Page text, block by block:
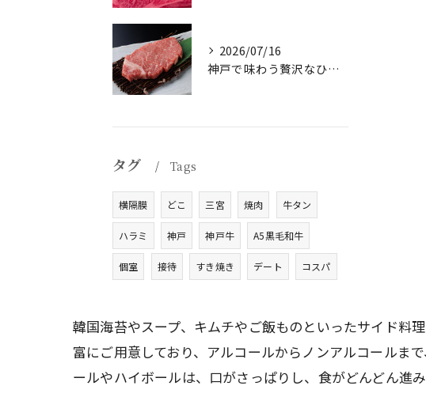
2026/07/16
神戸で味わう贅沢なひとときを。
タグ Tags
横隔膜 どこ 三宮 焼肉 牛タン
ハラミ 神戸 神戸牛 A5黒毛和牛
個室 接待 すき焼き デート コスパ
韓国海苔やスープ、キムチやご飯ものといったサイド料
富にご用意しており、アルコールからノンアルコールま
ールやハイボールは、口がさっぱりし、食がどんどん進